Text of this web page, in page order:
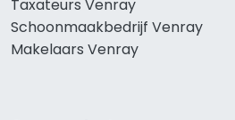
Taxateurs Venray
Schoonmaakbedrijf Venray
Makelaars Venray